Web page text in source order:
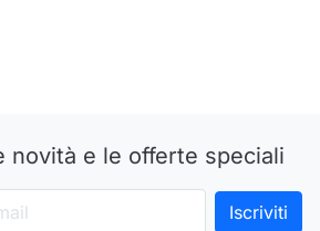
novità e le offerte speciali